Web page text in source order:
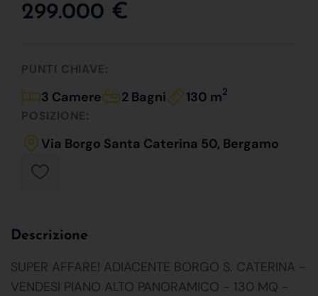
299.000 €
PUNTI CHIAVE:
3 Camere 2 Bagni 130 m2
POSIZIONE:
Via Borgo Santa Caterina 50, Bergamo
Descrizione
SUPER AFFARE! ADIACENTE BORGO S. CATERINA -
VENDESI PIANO ALTO PANORAMICO - 130 MQ -